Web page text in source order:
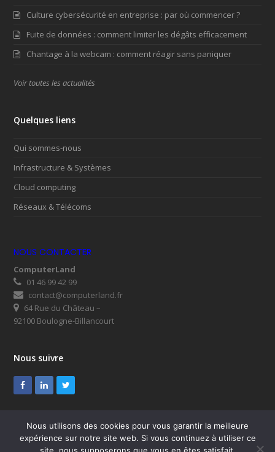
Culture cybersécurité en entreprise : par où commencer ?
Fuite de données : comment limiter les dégâts efficacement
Chantage à la webcam : comment réagir sans paniquer
Voir toutes les actualités
Quelques liens
Qui sommes-nous
Infrastructure & Systèmes
Cloud computing
Réseaux & Télécoms
NOUS CONTACTER
ComputerLand
01 46 99 42 99
contact@computerland.fr
64 Rue du Château –
92100 Boulogne-Billancourt
Nous suivre
Facebook
LinkedInTwitter
© ComputerLand 2026
Nous utilisons des cookies pour vous garantir la meilleure
expérience sur notre site web. Si vous continuez à utiliser ce